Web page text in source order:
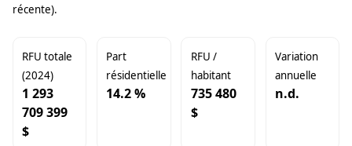
récente).
RFU totale
(2024)
1 293
709 399
$
Part
résidentielle
14.2 %
RFU /
habitant
735 480
$
Variation
annuelle
n.d.